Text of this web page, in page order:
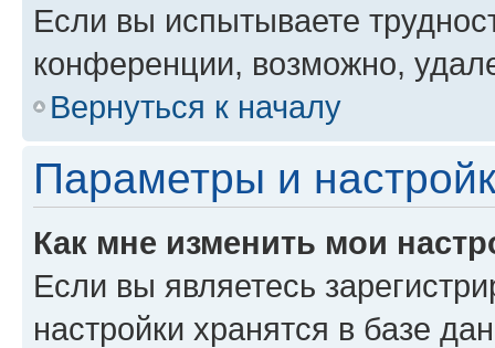
Если вы испытываете
конференции, возможно,
Вернуться к началу
Параметры и
Как мне изменить мои
Если вы являетесь
настройки хранятся в базе